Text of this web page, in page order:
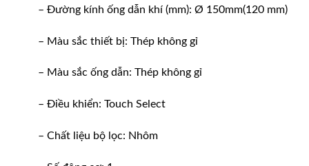
– Đường kính ống dẫn khí (mm): Ø 150mm(120 mm)
– Màu sắc thiết bị: Thép không gỉ
– Màu sắc ống dẫn: Thép không gỉ
– Điều khiển: Touch Select
– Chất liệu bộ lọc: Nhôm